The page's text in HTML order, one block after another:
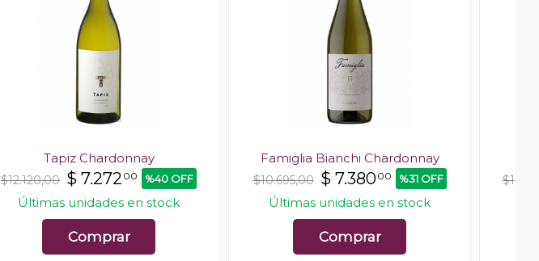
Tapiz Chardonnay
$12.120,00 $ 7.272 00 %40 OFF
Últimas unidades en stock
Comprar
Famiglia Bianchi Chardonnay
$10.695,00 $ 7.38000 %31 OFF
Últimas unidades en stock
Comprar